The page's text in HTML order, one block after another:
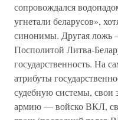
сопровождался
угнетали беларусов»,
синонимы. Другая ложь
Посполитой Литва-
государственность. На
атрибуты
судебную системы,
армию — войско ВКЛ,